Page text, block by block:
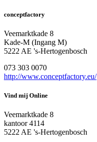
conceptfactory
Veemarktkade 8
Kade-M (Ingang M)
5222 AE 's-Hertogenbosch
073 303 0070
http://www.conceptfactory.eu/
Vind mij Online
Veemarktkade 8
kantoor 4114
5222 AE 's-Hertogenbosch